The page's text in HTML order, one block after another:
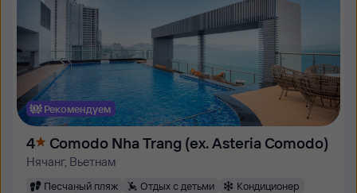
Рекомендуем
4 Comodo Nha Trang (ex. Asteria Comodo)
Нячанг, Вьетнам
Песчаный пляж Отдых с детьми
Кондиционер